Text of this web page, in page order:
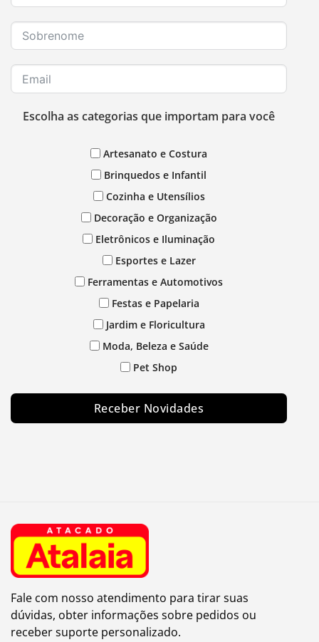
Escolha as categorias que importam para você
Artesanato e Costura
Brinquedos e Infantil
Cozinha e Utensílios
Decoração e Organização
Eletrônicos e Iluminação
Esportes e Lazer
Ferramentas e Automotivos
Festas e Papelaria
Jardim e Floricultura
Moda, Beleza e Saúde
Pet Shop
Receber Novidades
Fale com nosso atendimento para tirar suas
dúvidas, obter informações sobre pedidos ou
receber suporte personalizado.